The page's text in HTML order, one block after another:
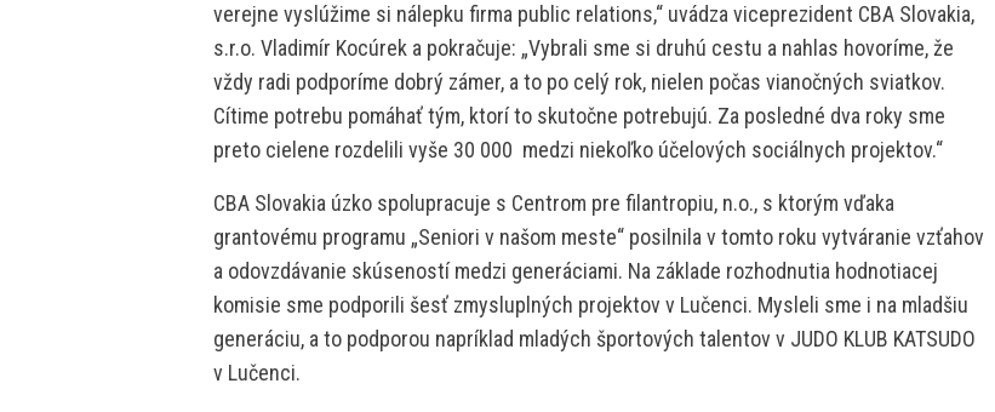
verejne vyslúžime si nálepku firma public relations,“ uvádza viceprezident CBA Slovakia,
s.r.o. Vladimír Kocúrek a pokračuje: „Vybrali sme si druhú cestu a nahlas hovoríme, že
vždy radi podporíme dobrý zámer, a to po celý rok, nielen počas vianočných sviatkov.
Cítime potrebu pomáhať tým, ktorí to skutočne potrebujú. Za posledné dva roky sme
preto cielene rozdelili vyše 30 000  medzi niekoľko účelových sociálnych projektov.“
CBA Slovakia úzko spolupracuje s Centrom pre filantropiu, n.o., s ktorým vďaka
grantovému programu „Seniori v našom meste“ posilnila v tomto roku vytváranie vzťahov
a odovzdávanie skúseností medzi generáciami. Na základe rozhodnutia hodnotiacej
komisie sme podporili šesť zmysluplných projektov v Lučenci. Mysleli sme i na mladšiu
generáciu, a to podporou napríklad mladých športových talentov v JUDO KLUB KATSUDO
v Lučenci.